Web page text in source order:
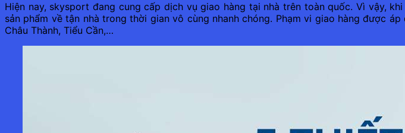
Hiện nay, skysport đang cung cấp dịch vụ giao hàng tại nhà trên toàn quốc. Vì vậy,
sản phẩm về tận nhà trong thời gian vô cùng nhanh chóng. Phạm vi giao hàng được
Châu Thành, Tiểu Cần,…